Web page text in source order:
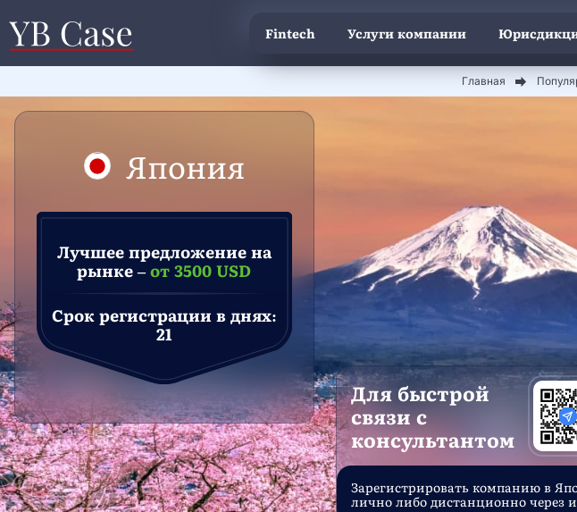
Fintech Услуги компании
Главная
Япония
Лучшее предложение на
рынке –от 3500 USD
Срок регистрации в днях:
21
Для быстрой
связи с
консультантом
Зарегистрировать компанию в
лично либо дистанционно через